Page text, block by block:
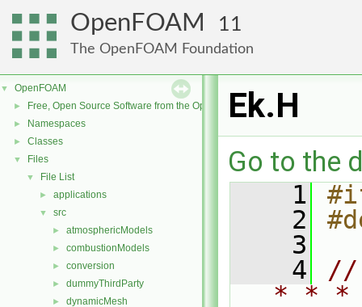
OpenFOAM 11
The OpenFOAM Foundation
▼ OpenFOAM
► Free, Open Source Software from the OpenFOAM Foundation
► Namespaces
► Classes
▼ Files
▼ File List
► applications
▼ src
► atmosphericModels
► combustionModels
► conversion
► dummyThirdParty
► dynamicMesh
Ek.H
Go to the
    1
    2
    3
    4
//
* * *